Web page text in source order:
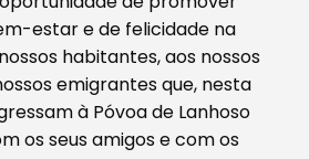
estar e de felicidade na
habitantes, aos nossos
emigrantes que, nesta
à Póvoa de Lanhoso
os seus amigos e com os